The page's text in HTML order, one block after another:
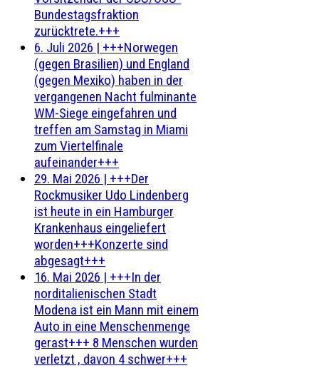
Bundestagsfraktion
zurücktrete.+++
6. Juli 2026 | +++Norwegen
(gegen Brasilien) und England
(gegen Mexiko) haben in der
vergangenen Nacht fulminante
WM-Siege eingefahren und
treffen am Samstag in Miami
zum Viertelfinale
aufeinander+++
29. Mai 2026 | +++Der
Rockmusiker Udo Lindenberg
ist heute in ein Hamburger
Krankenhaus eingeliefert
worden+++Konzerte sind
abgesagt+++
16. Mai 2026 | +++In der
norditalienischen Stadt
Modena ist ein Mann mit einem
Auto in eine Menschenmenge
gerast+++ 8 Menschen wurden
verletzt , davon 4 schwer+++